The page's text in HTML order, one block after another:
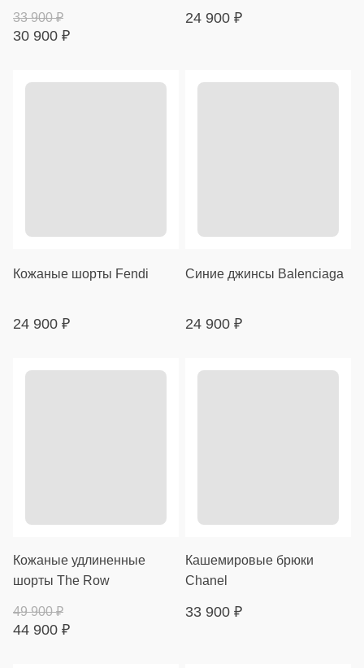
30 900 ₽
33 900₽ 24 900 ₽
Кожаные шорты Fendi
24 900 ₽
Синие джинсы Balenciaga
24 900 ₽
Кожаные удлиненные
шорты The Row
44 900 ₽
49 900₽
Кашемировые брюки
Chanel
33 900 ₽